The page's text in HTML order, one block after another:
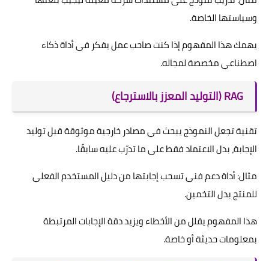
وسياستها الخاصة.
يهمك هذا المفهوم إذا كنت صاحب عمل يفكر في أداة ذكاء
اصطناعي مخصصة لمجاله.
RAG (التوليد المعزز بالاسترجاع)
تقنية تجعل النموذج يبحث في مصادر خارجية موثوقة قبل توليد
الإجابة، بدل الاعتماد فقط على ما تدرّب عليه سابقًا.
مثال: أداة دعم فني تسحب إجابتها من دليل المستخدم الفعلي
للمنتج بدل التخمين.
هذا المفهوم يقلل من الأخطاء ويزيد دقة الإجابات المرتبطة
بمعلومات حديثة أو خاصة.